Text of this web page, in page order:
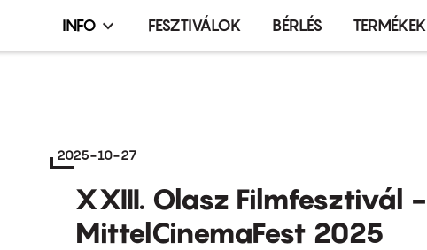
Infó,
INFO FESZTIVÁLOK BÉRLÉS TERMÉKEK
2025-10-27
XXIII. Olasz Filmfesztivál -
MittelCinemaFest 2025